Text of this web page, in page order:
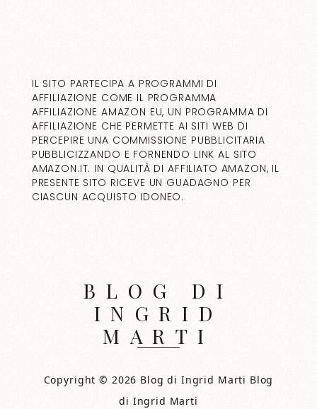
IL SITO PARTECIPA A PROGRAMMI DI
AFFILIAZIONE COME IL PROGRAMMA
AFFILIAZIONE AMAZON EU, UN PROGRAMMA DI
AFFILIAZIONE CHE PERMETTE AI SITI WEB DI
PERCEPIRE UNA COMMISSIONE PUBBLICITARIA
PUBBLICIZZANDO E FORNENDO LINK AL SITO
AMAZON.IT. IN QUALITÀ DI AFFILIATO AMAZON, IL
PRESENTE SITO RICEVE UN GUADAGNO PER
CIASCUN ACQUISTO IDONEO.
BLOG DI
INGRID
MARTI
Copyright © 2026 Blog di Ingrid Marti Blog
di Ingrid Marti